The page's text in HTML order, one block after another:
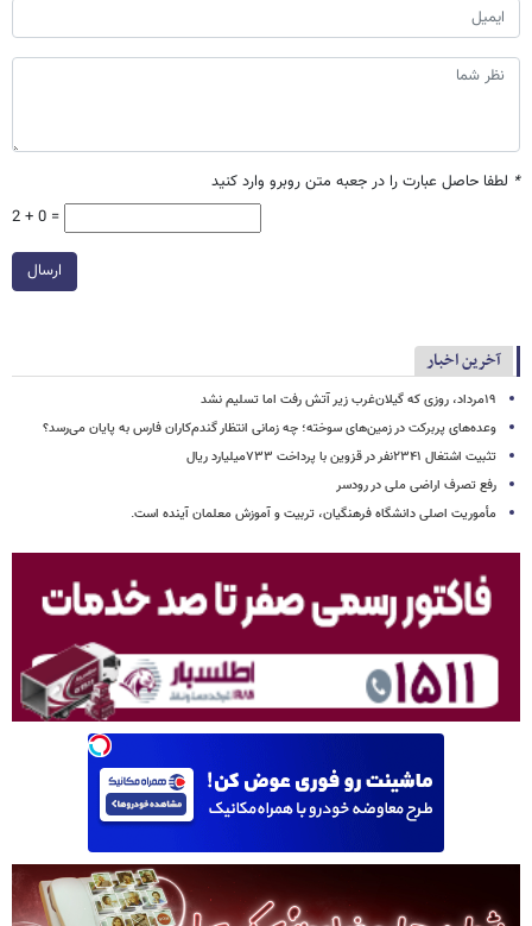
* لطفا حاصل عبارت را در جعبه متن روبرو وارد کنید
2 + 0 =
ارسال
آخرین اخبار
۱۹مرداد، روزی که گیلان‌غرب زیر آتش رفت اما تسلیم نشد
وعده‌های پربرکت در زمین‌های سوخته؛ چه زمانی انتظار گندم‌کاران فارس به پایان می‌رسد؟
تثبیت اشتغال ۲۳۴۱نفر در قزوین با پرداخت ۷۳۳میلیارد ریال
رفع تصرف اراضی ملی در رودسر
مأموریت اصلی دانشگاه فرهنگیان، تربیت و آموزش معلمان آینده است.